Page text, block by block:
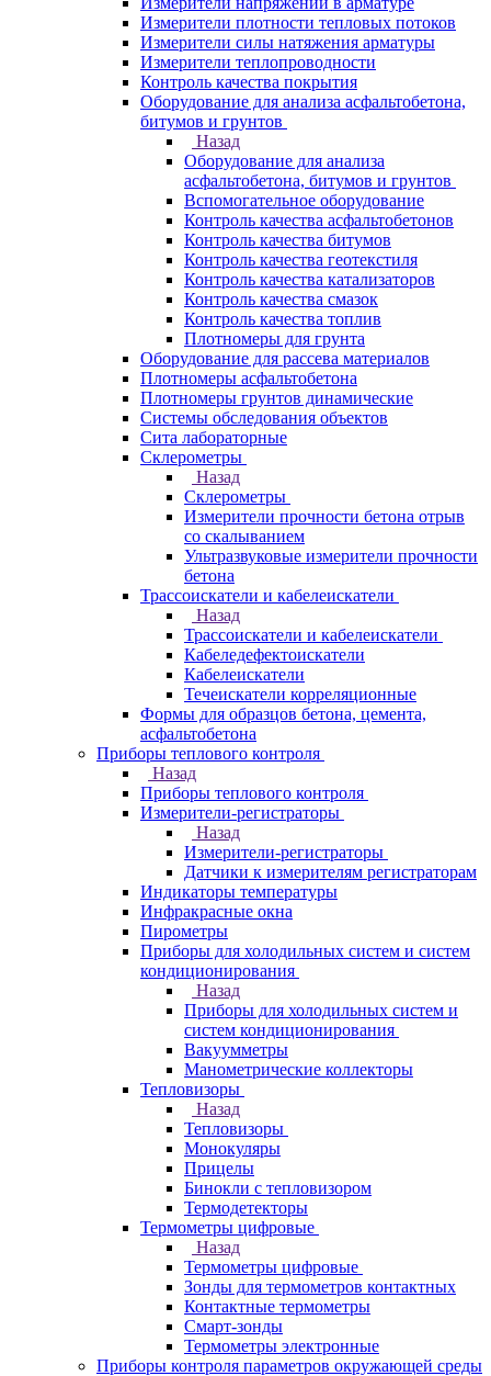
Измерители плотности тепловых потоков
Измерители силы натяжения арматуры
Измерители теплопроводности
Контроль качества покрытия
Оборудование для анализа асфальтобетона,
битумов и грунтов
Назад
Оборудование для анализа
асфальтобетона, битумов и грунтов
Вспомогательное оборудование
Контроль качества асфальтобетонов
Контроль качества битумов
Контроль качества геотекстиля
Контроль качества катализаторов
Контроль качества смазок
Контроль качества топлив
Плотномеры для грунта
Оборудование для рассева материалов
Плотномеры асфальтобетона
Плотномеры грунтов динамические
Системы обследования объектов
Сита лабораторные
Склерометры
Назад
Склерометры
Измерители прочности бетона отрыв
со скалыванием
Ультразвуковые измерители прочности
бетона
Трассоискатели и кабелеискатели
Назад
Трассоискатели и кабелеискатели
Кабеледефектоискатели
Кабелеискатели
Течеискатели корреляционные
Формы для образцов бетона, цемента,
асфальтобетона
Приборы теплового контроля
Назад
Приборы теплового контроля
Измерители-регистраторы
Назад
Измерители-регистраторы
Датчики к измерителям регистраторам
Индикаторы температуры
Инфракрасные окна
Пирометры
Приборы для холодильных систем и систем
кондиционирования
Назад
Приборы для холодильных систем и
систем кондиционирования
Вакуумметры
Манометрические коллекторы
Тепловизоры
Назад
Тепловизоры
Монокуляры
Прицелы
Бинокли с тепловизором
Термодетекторы
Термометры цифровые
Назад
Термометры цифровые
Зонды для термометров контактных
Контактные термометры
Смарт-зонды
Термометры электронные
Приборы контроля параметров окружающей среды